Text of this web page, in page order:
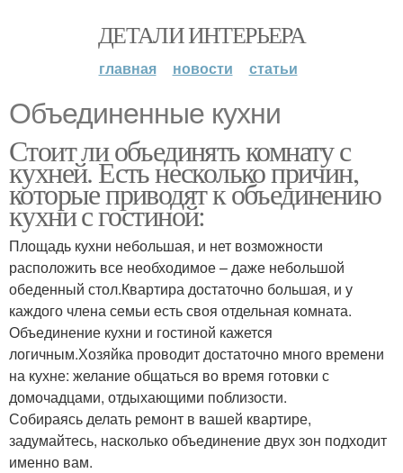
ДЕТАЛИ ИНТЕРЬЕРА
главная новости статьи
Объединенные кухни
Стоит ли объединять комнату с
кухней. Есть несколько причин,
которые приводят к объединению
кухни с гостиной:
Площадь кухни небольшая, и нет возможности
расположить все необходимое – даже небольшой
обеденный стол.Квартира достаточно большая, и у
каждого члена семьи есть своя отдельная комната.
Объединение кухни и гостиной кажется
логичным.Хозяйка проводит достаточно много времени
на кухне: желание общаться во время готовки с
домочадцами, отдыхающими поблизости.
Собираясь делать ремонт в вашей квартире,
задумайтесь, насколько объединение двух зон подходит
именно вам.